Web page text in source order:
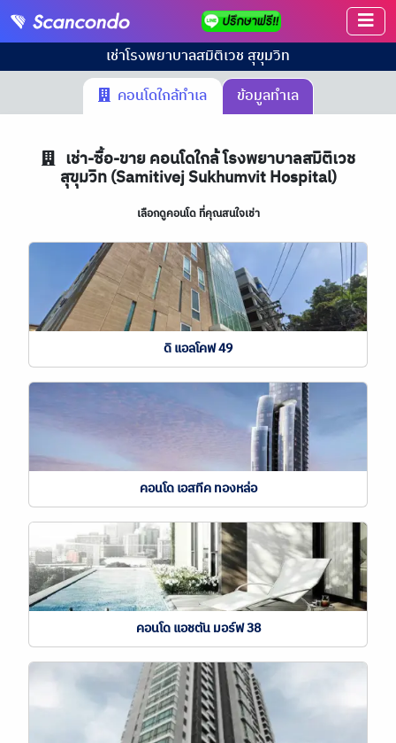
เช่าโรงพยาบาลสมิติเวช สุขุมวิท
คอนโดใกล้ทำเล
ข้อมูลทำเล
เช่า-ซื้อ-ขาย คอนโดใกล้ โรงพยาบาลสมิติเวช
สุขุมวิท (Samitivej Sukhumvit Hospital)
เลือกดูคอนโด ที่คุณสนใจเช่า
ดิ แอลโคฟ 49
คอนโด เอสทีค ทองหล่อ
คอนโด แอชตัน มอร์ฟ 38